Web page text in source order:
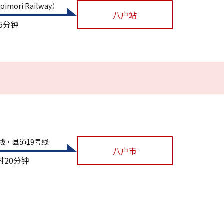
Railway）
分钟
八户站
・县道19号线
20分钟
八户市